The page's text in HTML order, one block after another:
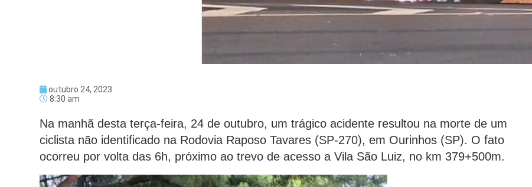
outubro 24, 2023
8:30 am
Na manhã desta terça-feira, 24 de outubro, um trágico acidente resultou na morte de um
ciclista não identificado na Rodovia Raposo Tavares (SP-270), em Ourinhos (SP). O fato
ocorreu por volta das 6h, próximo ao trevo de acesso a Vila São Luiz, no km 379+500m.